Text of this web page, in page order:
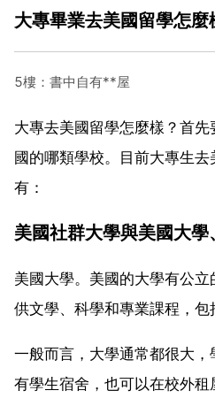
大專畢業去美國留學怎麼
5樓：書中自有**屋
大專去美國留學怎麼樣？首
國的哪類學校。目前大專生
有：
美國社群大學與美國大
美國大學。美國的大學有公
供文學、科學和專業課程，包
一般而言，大學通常都很大
有學生宿舍，也可以在校外租